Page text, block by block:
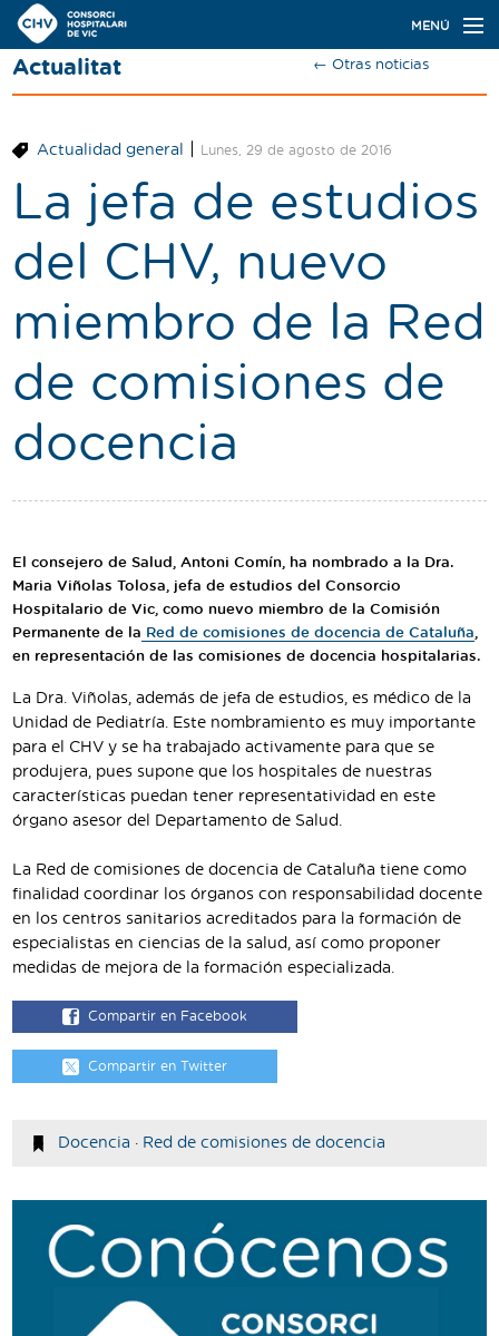
Navegación
principal
MENÚ
Actualidad
Oferta de plazas
Ser residente
Contacto
Buscador
Català
Segueix-nos:
Actualitat ← Otras noticias
Actualidad general Lunes, 29 de agosto de 2016
La jefa de estudios
del CHV, nuevo
miembro de la Red
de comisiones de
docencia
El consejero de Salud, Antoni Comín, ha nombrado a la Dra.
Maria Viñolas Tolosa, jefa de estudios del Consorcio
Hospitalario de Vic, como nuevo miembro de la Comisión
Permanente de la Red de comisiones de docencia de Cataluña,
en representación de las comisiones de docencia hospitalarias.
La Dra. Viñolas, además de jefa de estudios, es médico de la
Unidad de Pediatría. Este nombramiento es muy importante
para el CHV y se ha trabajado activamente para que se
produjera, pues supone que los hospitales de nuestras
características puedan tener representatividad en este
órgano asesor del Departamento de Salud.
La Red de comisiones de docencia de Cataluña tiene como
finalidad coordinar los órganos con responsabilidad docente
en los centros sanitarios acreditados para la formación de
especialistas en ciencias de la salud, así como proponer
medidas de mejora de la formación especializada.
Compartir en Facebook
Compartir en Twitter
Docencia · Red de comisiones de docencia